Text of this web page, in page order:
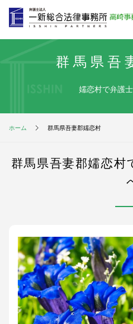
群馬県吾
嬬恋村で弁護
ホーム 群馬県吾妻郡嬬恋村
群馬県吾妻郡嬬恋村